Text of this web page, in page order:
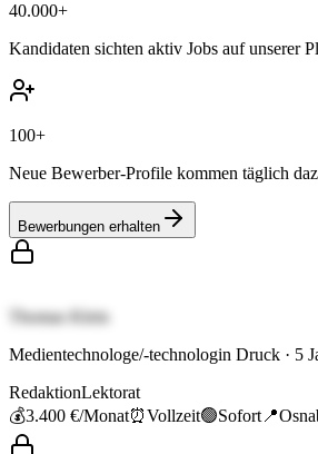
40.000+
Kandidaten sichten aktiv Jobs auf unserer
100+
Neue Bewerber-Profile kommen täglich
Bewerbungen erhalten
Thomas Klein
Medientechnologe/-technologin Druck · 5
RedaktionLektorat
💰3.400 €/Monat⏰Vollzeit🟢Sofort 📍